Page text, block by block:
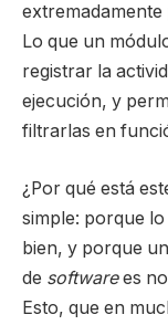
Lo que un
registrar la
ejecución, y
filtrarlas en
¿Por qué está
simple: porque
bien, y porque
de softwarees
Esto, que en